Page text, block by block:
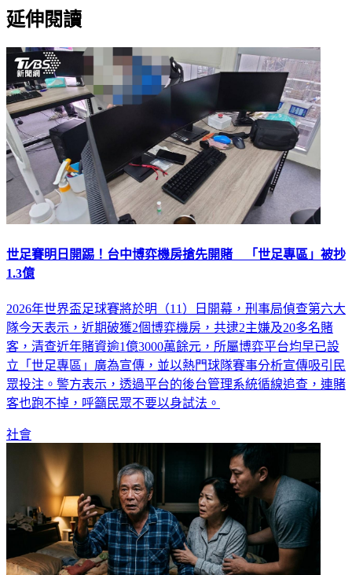
延伸閱讀
世足賽明日開踢！台中博弈機房搶先開賭 「世足專區」被抄
1.3億
2026年世界盃足球賽將於明（11）日開幕，刑事局偵查第六大
隊今天表示，近期破獲2個博弈機房，共逮2主嫌及20多名賭
客，清查近年賭資逾1億3000萬餘元，所屬博弈平台均早已設
立「世足專區」廣為宣傳，並以熱門球隊賽事分析宣傳吸引民
眾投注。警方表示，透過平台的後台管理系統循線追查，連賭
客也跑不掉，呼籲民眾不要以身試法。
社會